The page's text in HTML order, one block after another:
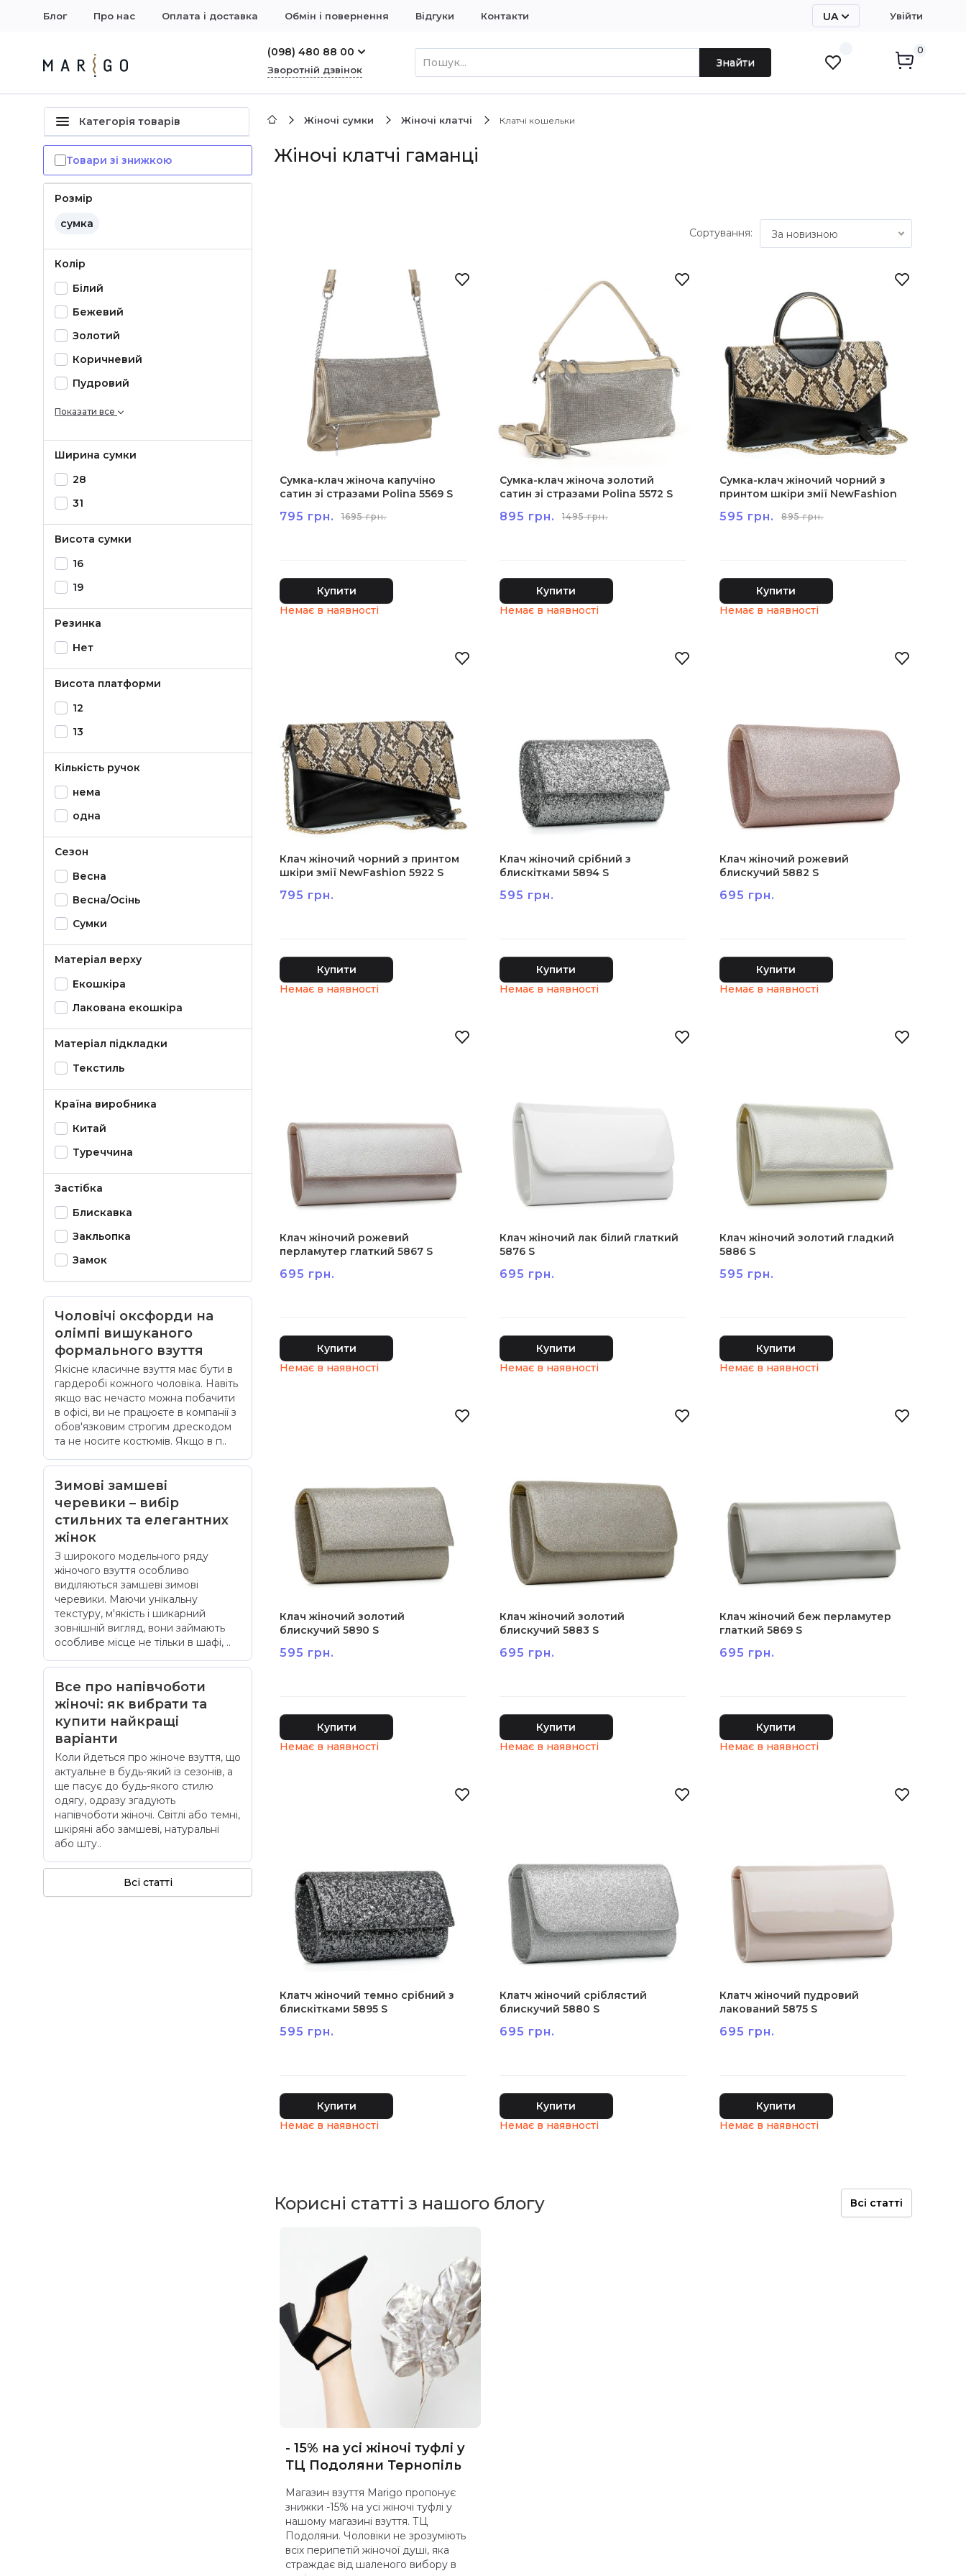
Блог Про нас Оплата і доставка Обмін і повернення Відгуки Контакти
UA
Увійти
(098) 480 88 00
Зворотній дзвінок
Знайти
0
Категорія товарів Жіночі сумки Жіночі клатчі Клатчі кошельки
Товари зі знижкою
Розмір
сумка
Колір
Білий
Бежевий
Золотий
Коричневий
Пудровий
Показати все
Ширина сумки
28
31
Висота сумки
16
19
Резинка
Нет
Висота платформи
12
13
Кількість ручок
нема
одна
Сезон
Весна
Весна/Осінь
Сумки
Матеріал верху
Екошкіра
Лакована екошкіра
Матеріал підкладки
Текстиль
Країна виробника
Китай
Туреччина
Застібка
Блискавка
Закльопка
Замок
Чоловічі оксфорди на
олімпі вишуканого
формального взуття
Якісне класичне взуття має бути в
гардеробі кожного чоловіка. Навіть
якщо вас нечасто можна побачити
в офісі, ви не працюєте в компанії з
обов'язковим строгим дрескодом
та не носите костюмів. Якщо в п..
Зимові замшеві
черевики – вибір
стильних та елегантних
жінок
З широкого модельного ряду
жіночого взуття особливо
виділяються замшеві зимові
черевики. Маючи унікальну
текстуру, м'якість і шикарний
зовнішній вигляд, вони займають
особливе місце не тільки в шафі, ..
Все про напівчоботи
жіночі: як вибрати та
купити найкращі
варіанти
Коли йдеться про жіноче взуття, що
актуальне в будь-який із сезонів, а
ще пасує до будь-якого стилю
одягу, одразу згадують
напівчоботи жіночі. Світлі або темні,
шкіряні або замшеві, натуральні
або шту..
Всі статті
Жіночі клатчі гаманці
Сортування: За новизною
Сумка-клач жіноча капучіно
сатин зі стразами Polina 5569 S
795 грн. 1695 грн.
Купити
Сумка-клач жіноча золотий
сатин зі стразами Polina 5572 S
895 грн. 1495 грн.
Купити
Сумка-клач жіночий чорний з
принтом шкіри змії NewFashion
595 грн. 895 грн.
Купити
Клач жіночий чорний з принтом
шкіри змії NewFashion 5922 S
795 грн.
Купити
Клач жіночий срібний з
блискітками 5894 S
595 грн.
Купити
Клач жіночий рожевий
блискучий 5882 S
695 грн.
Купити
Клач жіночий рожевий
перламутер глаткий 5867 S
695 грн.
Купити
Клач жіночий лак білий глаткий
5876 S
695 грн.
Купити
Клач жіночий золотий гладкий
5886 S
595 грн.
Купити
Клач жіночий золотий
блискучий 5890 S
595 грн.
Купити
Клач жіночий золотий
блискучий 5883 S
695 грн.
Купити
Клач жіночий беж перламутер
глаткий 5869 S
695 грн.
Купити
Клатч жіночий темно срібний з
блискітками 5895 S
595 грн.
Купити
Клатч жіночий сріблястий
блискучий 5880 S
695 грн.
Купити
Клатч жіночий пудровий
лакований 5875 S
695 грн.
Купити
Корисні статті з нашого блогу Всі статті
- 15% на усі жіночі туфлі у
ТЦ Подоляни Тернопіль
Магазин взуття Marigo пропонує
знижки -15% на усі жіночі туфлі у
нашому магазині взуття. ТЦ
Подоляни. Чоловіки не зрозуміють
всіх перипетій жіночої душі, яка
страждає від шаленого вибору в